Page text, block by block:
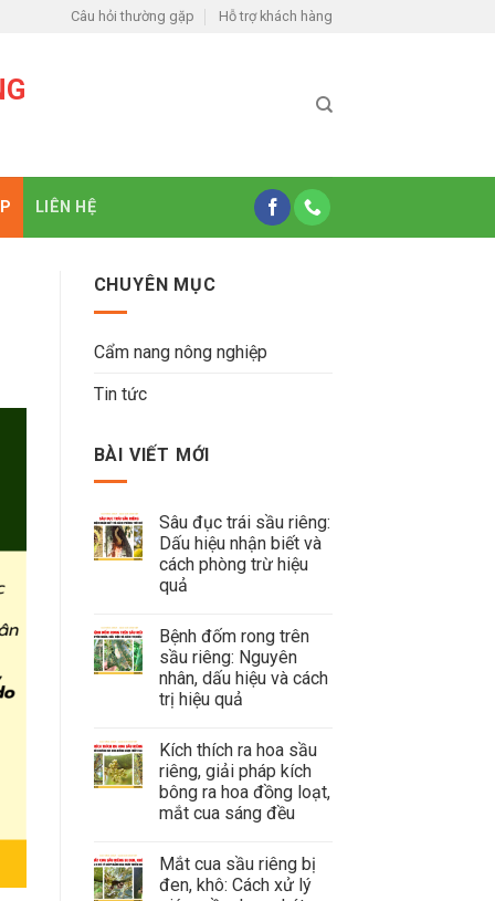
Câu hỏi thường gặp Hỗ trợ khách hàng
LIÊN HỆ
CHUYÊN MỤC
Cẩm nang nông nghiệp
Tin tức
BÀI VIẾT MỚI
Sâu đục trái sầu riêng:
Dấu hiệu nhận biết và
cách phòng trừ hiệu
quả
Bệnh đốm rong trên
sầu riêng: Nguyên
nhân, dấu hiệu và cách
trị hiệu quả
Kích thích ra hoa sầu
riêng, giải pháp kích
bông ra hoa đồng loạt,
mắt cua sáng đều
Mắt cua sầu riêng bị
đen, khô: Cách xử lý